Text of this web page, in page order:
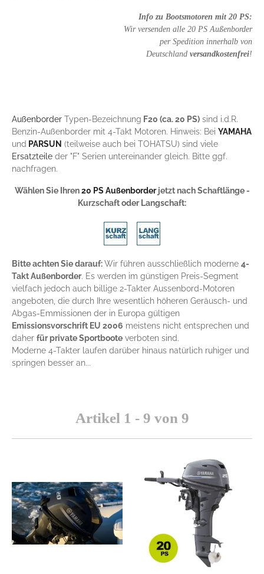
Info zu Bootsmotoren mit 20 PS:
Wir versenden alle 20 PS Außenborder
per Spedition innerhalb von
Deutschland versandkostenfrei!
Außenborder Typen-Bezeichnung F20 (ca. 20 PS) sind i.d.R.
Benzin-Außenborder mit 4-Takt Motoren. Hinweis: Bei YAMAHA
und PARSUN (teilweise auch bei TOHATSU) sind viele
Ersatzteile der "F" Serien untereinander gleich. Bitte ggf.
nachfragen.
Wählen Sie Ihren20 PS Außenborderjetzt nach Schaftlänge -
Kurzschaft oder Langschaft:
Bitte achten Sie darauf:Wir führen ausschließlich moderne 4-
Takt Außenborder. Es werden im günstigen Preis-Segment
vielfach jedoch auch billige 2-Takter Aussenbord-Motoren
angeboten, die durch Ihre wesentlich höheren Geräusch- und
Abgas-Emmissionen der in Europa gültigen
Emissionsvorschrift EU 2006 meistens nicht entsprechen und
daher für private Sportboote verboten sind.
Moderne 4-Takter laufen darüber hinaus natürlich ruhiger und
springen besser an...
Artikel 1 - 9 von 9